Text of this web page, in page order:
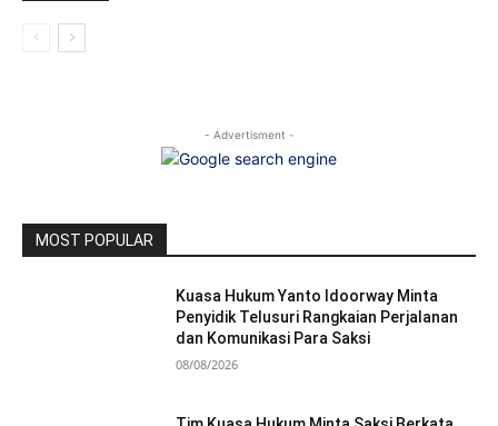
- Advertisment -
MOST POPULAR
Kuasa Hukum Yanto Idoorway Minta
Penyidik Telusuri Rangkaian Perjalanan
dan Komunikasi Para Saksi
08/08/2026